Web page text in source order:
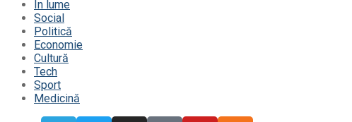
În lume
Social
Politică
Economie
Cultură
Tech
Sport
Medicină